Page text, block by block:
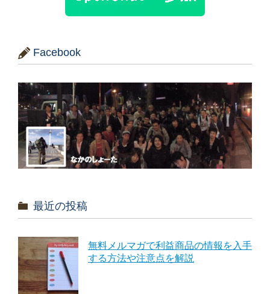
Facebook
最近の投稿
無料メルマガで利益商品の情報を入手
する方法や注意点を解説